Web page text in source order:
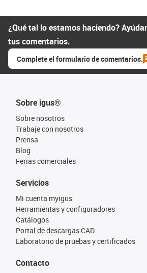
¿Qué tal lo estamos haciendo?
tus comentarios.
Complete el formulario de comentarios.
Sobre igus®
Sobre nosotros
Trabaje con nosotros
Prensa
Blog
Ferias comerciales
Servicios
Mi cuenta myigus
Herramientas y configuradores
Catálogos
Portal de descargas CAD
Laboratorio de pruebas y certificados
Contacto